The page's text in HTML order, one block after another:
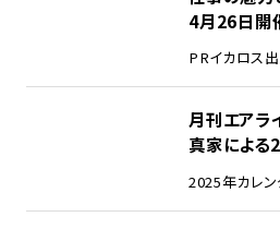
4月26日開
PRイカロス
月刊エアラ
真家による
2025年カレン